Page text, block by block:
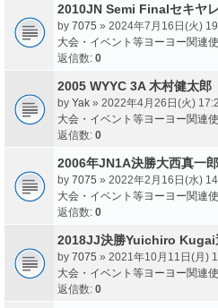
2010JN Semi Finalセキヤ
by 7075 » 2024年7月16日(火)
大会・イベント等ヨーヨー関連
返信数: 0
2005 WYYC 3A 木村健太郎
by Yak » 2022年4月26日(火)
大会・イベント等ヨーヨー関連
返信数: 0
2006年JN1A決勝大西真一
by 7075 » 2022年2月16日(水)
大会・イベント等ヨーヨー関連
返信数: 0
2018JJ決勝Yuichiro Kugai
by 7075 » 2021年10月11日(月)
大会・イベント等ヨーヨー関連
返信数: 0